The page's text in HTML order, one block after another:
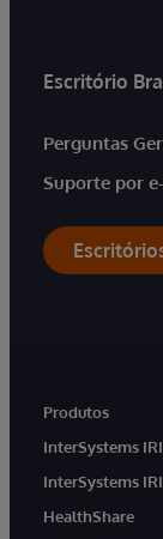
Escritório
Perguntas
Suporte por
Produtos
InterSystems
InterSystems
HealthShare